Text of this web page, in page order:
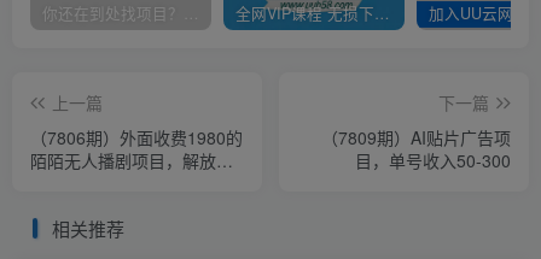
你还在到处找项目？还在当韭菜？我靠卖项目一个月收入5万+，曾经我也是个失败者。 全网VIP课程 无损下载~
上一篇
（7806期）外面收费1980的
陌陌无人播剧项目，解放双
下一篇
（7809期）AI贴片广告项
目，单号收入50-300
相关推荐